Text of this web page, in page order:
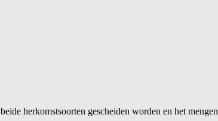
herkomstsoorten gescheiden worden en het mengen